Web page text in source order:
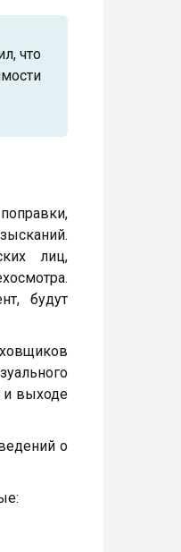
что
лиц,
будут
и выходе
о